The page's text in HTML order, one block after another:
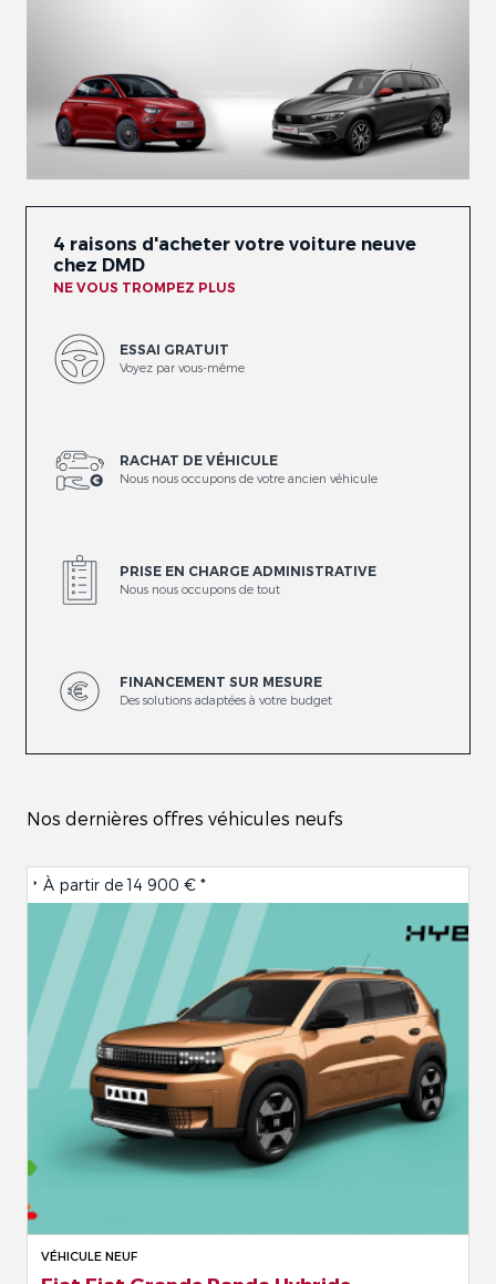
4 raisons d'acheter votre voiture neuve
chez DMD
NE VOUS TROMPEZ PLUS
ESSAI GRATUIT
Voyez par vous-même
RACHAT DE VÉHICULE
Nous nous occupons de votre ancien véhicule
PRISE EN CHARGE ADMINISTRATIVE
Nous nous occupons de tout
FINANCEMENT SUR MESURE
Des solutions adaptées à votre budget
Nos dernières offres véhicules neufs
À partir de14 900 € *
VÉHICULE NEUF